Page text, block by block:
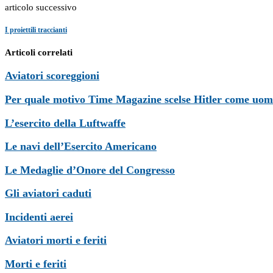
articolo successivo
I proiettili traccianti
Articoli correlati
Aviatori scoreggioni
Per quale motivo Time Magazine scelse Hitler come
L’esercito della Luftwaffe
Le navi dell’Esercito Americano
Le Medaglie d’Onore del Congresso
Gli aviatori caduti
Incidenti aerei
Aviatori morti e feriti
Morti e feriti